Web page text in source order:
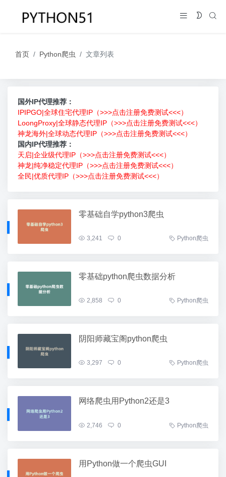
首页 Python爬虫 文章列表
国外IP代理推荐：
IPIPGO|全球住宅代理IP（>>>点击注册免费测试<<<）
LoongProxy|全球静态代理IP（>>>点击注册免费测试<<<）
神龙海外|全球动态代理IP（>>>点击注册免费测试<<<）
国内IP代理推荐：
天启|企业级代理IP（>>>点击注册免费测试<<<）
神龙|纯净稳定代理IP（>>>点击注册免费测试<<<）
全民|优质代理IP（>>>点击注册免费测试<<<）
零基础自学python3爬虫
3,241 0 Python爬虫
零基础python爬虫数据分析
2,858 0 Python爬虫
阴阳师藏宝阁python爬虫
3,297 0 Python爬虫
网络爬虫用Python2还是3
2,746 0 Python爬虫
用Python做一个爬虫GUI